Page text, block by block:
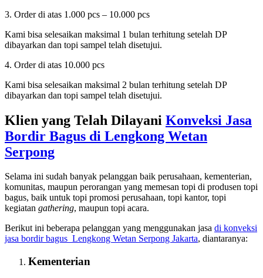
3. Order di atas 1.000 pcs – 10.000 pcs
Kami bisa selesaikan maksimal 1 bulan terhitung setelah DP
dibayarkan dan topi sampel telah disetujui.
4. Order di atas 10.000 pcs
Kami bisa selesaikan maksimal 2 bulan terhitung setelah DP
dibayarkan dan topi sampel telah disetujui.
Klien yang Telah Dilayani Konveksi Jasa
Bordir Bagus di Lengkong Wetan
Serpong
Selama ini sudah banyak pelanggan baik perusahaan, kementerian,
komunitas, maupun perorangan yang memesan topi di produsen topi
bagus, baik untuk topi promosi perusahaan, topi kantor, topi
kegiatan gathering, maupun topi acara.
Berikut ini beberapa pelanggan yang menggunakan jasa di konveksi
jasa bordir bagus Lengkong Wetan Serpong Jakarta, diantaranya:
Kementerian